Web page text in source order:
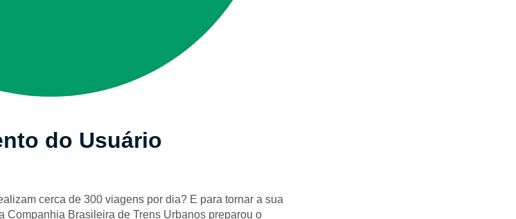
do Usuário
cerca de 300 viagens por dia? E para tornar a sua
Companhia Brasileira de Trens Urbanos preparou o